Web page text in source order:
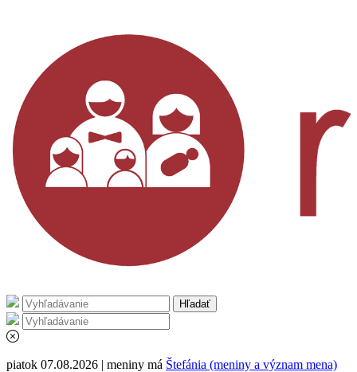
piatok 07.08.2026 | meniny má Štefánia (meniny a význam mena)